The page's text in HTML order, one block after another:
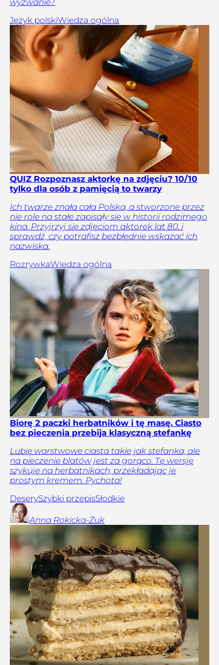
Język polskiWiedza ogólna
QUIZ Rozpoznasz aktorkę na zdjęciu? 10/10
tylko dla osób z pamięcią to twarzy
Ich twarze znała cała Polska, a stworzone przez
nie role na stałe zapisały się w historii rodzimego
kina. Przyjrzyj się zdjęciom aktorek lat 80. i
sprawdź, czy potrafisz bezbłędnie wskazać ich
nazwiska.
RozrywkaWiedza ogólna
Biorę 2 paczki herbatników i tę masę. Ciasto
bez pieczenia przebija klasyczną stefankę
Lubię warstwowe ciasta takie jak stefanka, ale
na pieczenie blatów jest za gorąco. Tę wersję
szykuję na herbatnikach, przekładając je
prostym kremem. Pychota!
DeserySzybki przepisSłodkie
Anna Rokicka-Żuk